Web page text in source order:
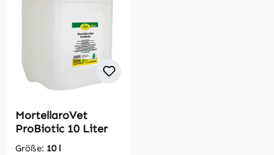
MortellaroVet
ProBiotic 10 Liter
Größe: 10 l